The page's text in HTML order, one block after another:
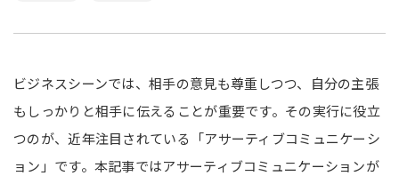
ビジネスシーンでは、相手の意見も尊重しつつ、自分の主張
もしっかりと相手に伝えることが重要です。その実行に役立
つのが、近年注目されている「アサーティブコミュニケーシ
ョン」です。本記事ではアサーティブコミュニケーションが